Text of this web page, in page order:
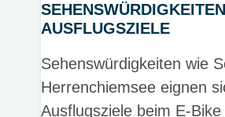
AUSFLUGSZIELE
Sehenswürdigkeiten wie
Herrenchiemsee eignen
Ausflugsziele beim E-